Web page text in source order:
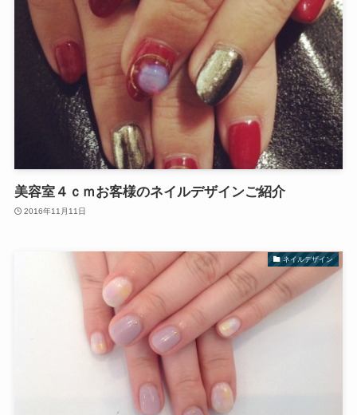
美容室４ｃｍお客様のネイルデザインご紹介
2016年11月11日
ネイルデザイン